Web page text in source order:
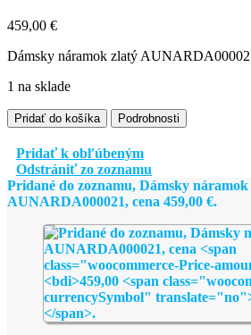
459,00 €
Dámsky náramok zlatý
1 na sklade
množstvo
Dámsky
náramok
zlatý
AUNARDA000021
Pridať do košíka Podrobnosti
Pridať k obľúbeným
Odstrániť zo zoznamu
Pridané do zoznamu, Dámsky
AUNARDA000021, cena 459,00 €.